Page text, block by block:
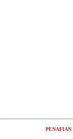
PENAFIAN